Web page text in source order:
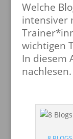
Welche
intensiver
wichtigen
In diesem
nachlesen.